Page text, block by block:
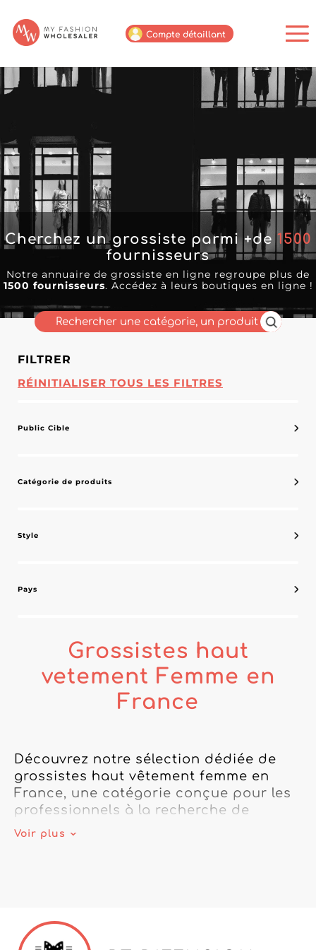
Compte détaillant
Cherchez un grossiste parmi +de1500
fournisseurs
Notre annuaire de grossiste en ligne regroupe plus de
1500 fournisseurs. Accédez à leurs boutiques en ligne !
FILTRER
RÉINITIALISER TOUS LES FILTRES
Public Cible
Catégorie de produits
Style
Pays
Grossistes haut
vetement Femme en
France
Découvrez notre sélection dédiée de
grossistes haut vêtement femme en
France, une catégorie conçue pour les
professionnels à la recherche de
partenaires fiables et engagés. Notre
marché actuel.
Voir plus